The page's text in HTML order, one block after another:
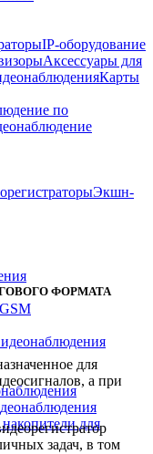
для
IP-оборудование
Аксессуары для
Карты
по
Экшн-
ФОРМАТА
для
а при
задач, в том